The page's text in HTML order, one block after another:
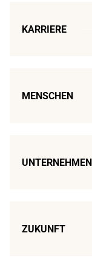
KARRIERE
MENSCHEN
UNTERNEHMEN
ZUKUNFT